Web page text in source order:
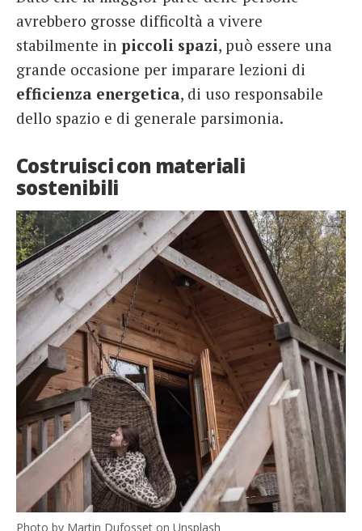
avrebbero grosse difficoltà a vivere
stabilmente in piccoli spazi, può essere una
grande occasione per imparare lezioni di
efficienza energetica, di uso responsabile
dello spazio e di generale parsimonia.
Costruisci con materiali
sostenibili
Photo by Martin Dufosset on Unsplash